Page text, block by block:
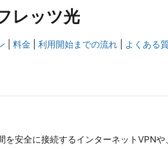
レッツ光
料金 利用開始までの流れ よくある
安全に接続するインターネットVPN